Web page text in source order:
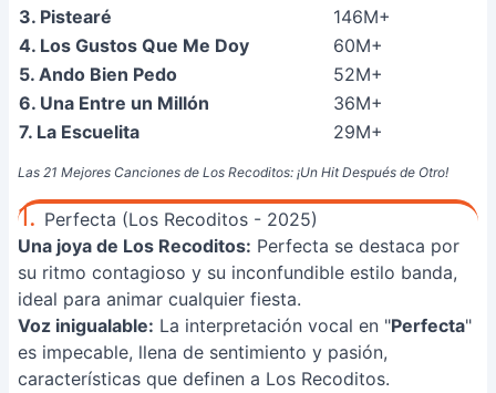
Las 21 Mejores Canciones de Los Recoditos: ¡Un Hit Después de Otro!
3. Pistearé
146M+
4. Los Gustos Que Me Doy
60M+
5. Ando Bien Pedo
52M+
6. Una Entre un Millón
36M+
7. La Escuelita
29M+
1. Perfecta (Los Recoditos - 2025)
Una joya de Los Recoditos: Perfecta se destaca por
su ritmo contagioso y su inconfundible estilo banda,
ideal para animar cualquier fiesta.
Voz inigualable: La interpretación vocal en "Perfecta"
es impecable, llena de sentimiento y pasión,
características que definen a Los Recoditos.